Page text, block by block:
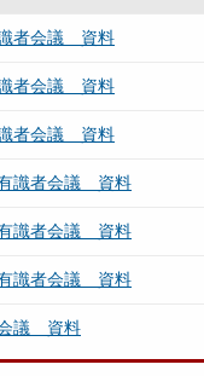
者会議 資料
者会議 資料
者会議 資料
識者会議 資料
識者会議 資料
識者会議 資料
会議 資料